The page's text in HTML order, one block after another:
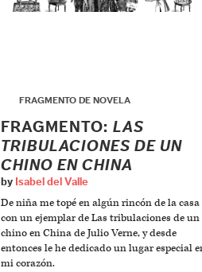
FRAGMENTO DE NOVELA
FRAGMENTO: LAS
TRIBULACIONES DE UN
CHINO EN CHINA
by Isabel del Valle
De niña me topé en algún rincón de la casa
con un ejemplar de Las tribulaciones de un
chino en China de Julio Verne, y desde
entonces le he dedicado un lugar especial
mi corazón.